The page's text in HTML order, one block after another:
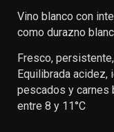
Vino blanco con
como durazno
Fresco,
Equilibrada acidez,
pescados y carnes
entre 8 y 11°C